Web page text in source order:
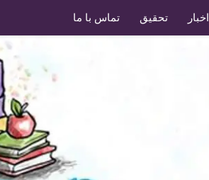
اخبار تحقیق تماس با ما